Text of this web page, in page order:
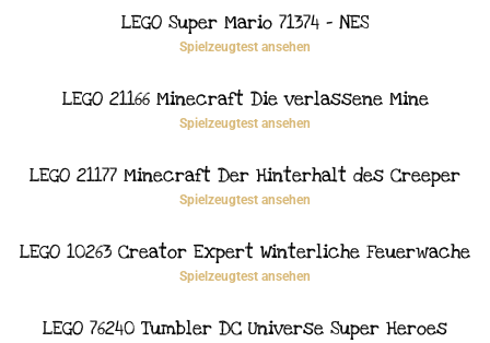
LEGO Super Mario 71374 – NES
Spielzeugtest ansehen
LEGO 21166 Minecraft Die verlassene Mine
Spielzeugtest ansehen
LEGO 21177 Minecraft Der Hinterhalt des Creeper
Spielzeugtest ansehen
LEGO 10263 Creator Expert Winterliche Feuerwache
Spielzeugtest ansehen
LEGO 76240 Tumbler DC Universe Super Heroes